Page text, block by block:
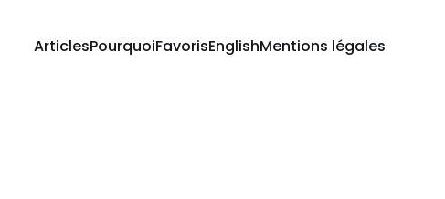
ArticlesPourquoiFavorisEnglishMentions légales